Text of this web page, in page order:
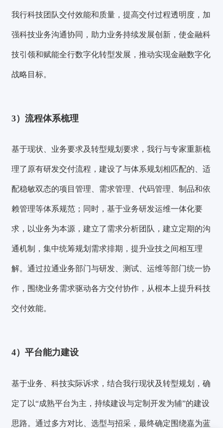
我行科技团队交付效能和质量，提高交付过程透明度，加
强科技业务沟通协同，助力业务持续发展创新，使金融科
技引领和赋能全行数字化转型发展，推动实现金融数字化
战略目标。
3）流程体系梳理
基于现状、业务要求及转型规划要求，我行与专家重新梳
理了原有研发交付流程，建设了与体系规划相匹配的、适
配稳敏双态的项目管理、需求管理、代码管理、制品和依
赖管理等体系规范 ；同时，基于业务研发运维一体化要
求，以业务为本源，建立了需求分析团队，建立定期的沟
通机制，集中统筹规划需求排期，提升业技之间相互理
解。通过拉通业务部门与研发、测试、运维等部门统一协
作，围绕业务需求驱动各方交付协作，从根本上提升科技
交付效能。
4）平台能力建设
基于业务、科技实际诉求，结合我行现状及转型规划，确
定了以“成熟平台为主，持续建设与定制开发为辅”的建设
思路。通过多方对比、选型与招采，最终确定围绕嘉为蓝